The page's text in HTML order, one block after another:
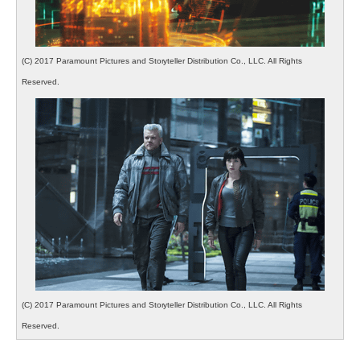
(C) 2017 Paramount Pictures and Storyteller Distribution Co., LLC. All Rights
Reserved.
(C) 2017 Paramount Pictures and Storyteller Distribution Co., LLC. All Rights
Reserved.